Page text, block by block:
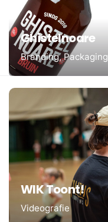
Ghistelnoare
Branding Packaging
WIK Toont!
Videografie